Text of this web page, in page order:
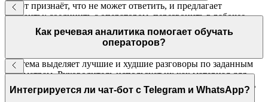
Робот признаёт, что не может ответить, и предлагает
варианты: соединить с оператором, перезвонить в рабочее
время или отправить запрос по email. Клиент не остаётся без
Как речевая аналитика помогает обучать
операторов?
Система выделяет лучшие и худшие разговоры по заданным
параметрам. Руководитель использует их как материал для
обучения. Функция суфлирования позволяет корректировать
оператора прямо во время звонка.
Интегрируется ли чат-бот с Telegram и WhatsApp?